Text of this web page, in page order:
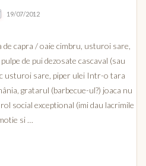
19/07/2012
capra / oaie cimbru, usturoi sare,
de pui dezosate cascaval (sau
usturoi sare, piper ulei Intr-o tara
gratarul (barbecue-ul?) joaca nu
social exceptional (imi dau lacrimile
si …